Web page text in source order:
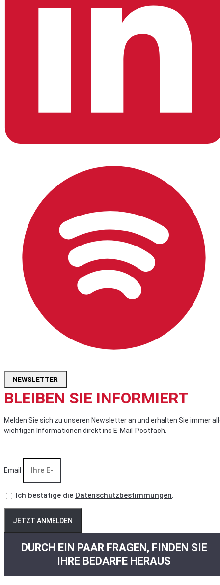
NEWSLETTER
BLEIBEN SIE INFORMIERT
Melden Sie sich zu unseren Newsletter an und erhalten Sie immer
wichtigen Informationen direkt ins E-Mail-Postfach.
Email
Ich bestätige die Datenschutzbestimmungen.
JETZT ANMELDEN
DURCH EIN PAAR FRAGEN, FINDEN SIE
IHRE BEDARFE HERAUS